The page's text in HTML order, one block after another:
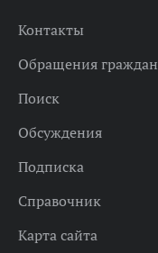
Контакты
Обращения граждан
Поиск
Обсуждения
Подписка
Справочник
Карта сайта